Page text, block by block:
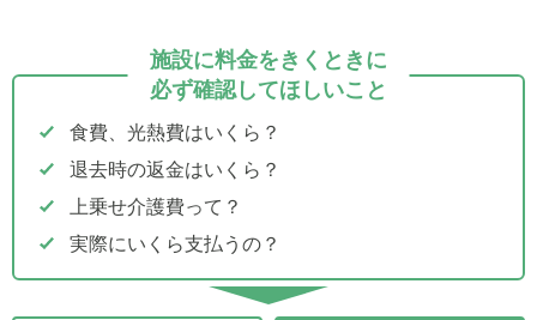
施設に料金をきくときに
必ず確認してほしいこと
食費、光熱費はいくら？
退去時の返金はいくら？
上乗せ介護費って？
実際にいくら支払うの？